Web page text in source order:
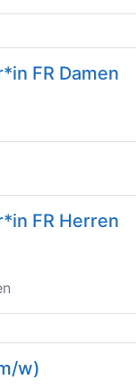
FR Damen
FR Herren
w)